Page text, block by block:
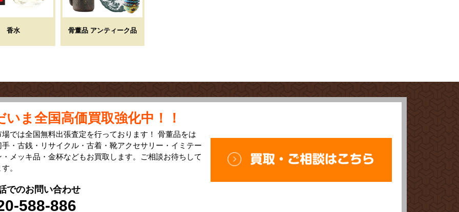
香水 骨董品 アンティーク品
いま全国高価買取強化中！！
場では全国無料出張査定を行っております！ 骨董品をは
手・古銭・リサイクル・古着・靴アクセサリー・イミテー
・メッキ品・金杯などもお買取します。ご相談お待ちして
。
でのお問い合わせ
588-886